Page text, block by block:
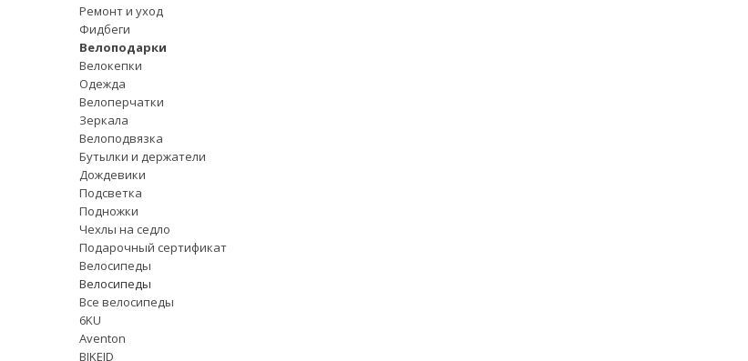
Ремонт и уход
Фидбеги
Велоподарки
Велокепки
Одежда
Велоперчатки
Зеркала
Велоподвязка
Бутылки и держатели
Дождевики
Подсветка
Подножки
Чехлы на седло
Подарочный сертификат
Велосипеды
Велосипеды
Все велосипеды
6KU
Aventon
BIKEID